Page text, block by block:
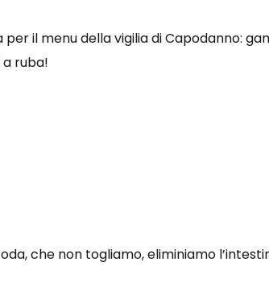
il menu della vigilia di Capodanno:
ruba!
che non togliamo, eliminiamo